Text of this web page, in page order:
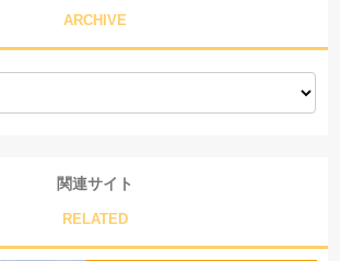
ARCHIVE
関連サイト
RELATED